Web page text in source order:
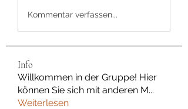
Kommentar verfassen...
Info
Willkommen in der Gruppe! Hier
können Sie sich mit anderen M...
Weiterlesen